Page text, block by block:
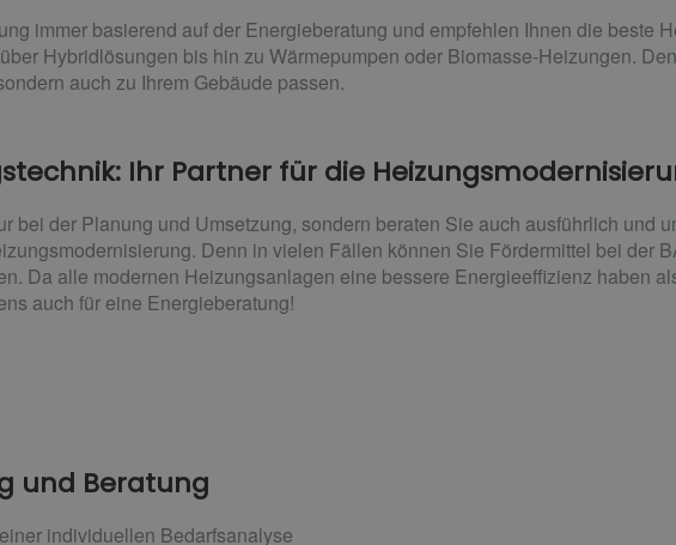
immer basierend auf der Energieberatung und empfehlen Ihnen die beste
Hybridlösungen bis hin zu Wärmepumpen oder Biomasse-Heizungen.
auch zu Ihrem Gebäude passen.
Ihr Partner für die
bei der Planung und Umsetzung, sondern beraten Sie auch ausführlich und
Denn in vielen Fällen können Sie Fördermittel bei der
Da alle modernen Heizungsanlagen eine bessere Energieeffizienz haben
auch für eine Energieberatung!
und Beratung
individuellen Bedarfsanalyse